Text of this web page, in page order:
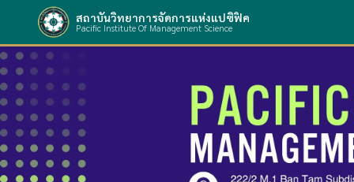
สถาบันวิทยาการจัดการแห่งแปซิฟิค
Pacific Institute Of Management Science